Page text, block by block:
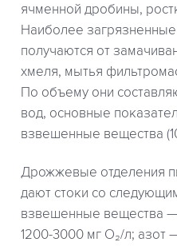
ячменной дробины,
Наиболее
получаются от
хмеля, мытья
По объему они
вод, основные
взвешенные вещества
Дрожжевые отделения
дают стоки со
взвешенные вещества
1200-3000 мг О₂/л;